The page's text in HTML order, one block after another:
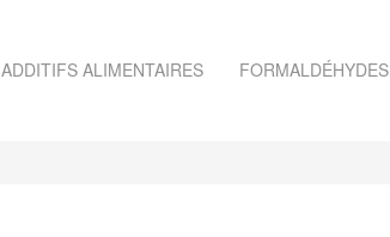
ADDITIFS ALIMENTAIRES FORMALDÉHYDES